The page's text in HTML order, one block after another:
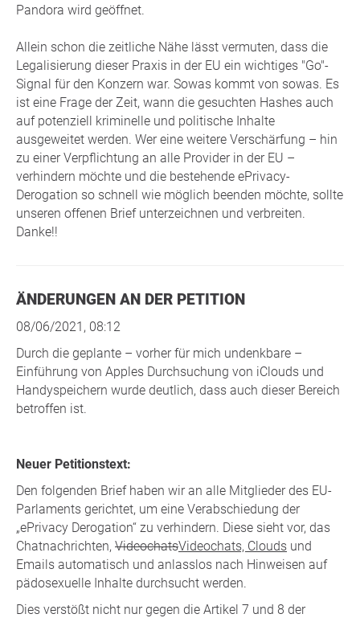
Pandora wird geöffnet.
Allein schon die zeitliche Nähe lässt vermuten, dass die
Legalisierung dieser Praxis in der EU ein wichtiges "Go"-
Signal für den Konzern war. Sowas kommt von sowas. Es
ist eine Frage der Zeit, wann die gesuchten Hashes auch
auf potenziell kriminelle und politische Inhalte
ausgeweitet werden. Wer eine weitere Verschärfung – hin
zu einer Verpflichtung an alle Provider in der EU –
verhindern möchte und die bestehende ePrivacy-
Derogation so schnell wie möglich beenden möchte, sollte
unseren offenen Brief unterzeichnen und verbreiten.
Danke!!
ÄNDERUNGEN AN DER PETITION
08/06/2021, 08:12
Durch die geplante – vorher für mich undenkbare –
Einführung von Apples Durchsuchung von iClouds und
Handyspeichern wurde deutlich, dass auch dieser Bereich
betroffen ist.
Neuer Petitionstext:
Den folgenden Brief haben wir an alle Mitglieder des EU-
Parlaments gerichtet, um eine Verabschiedung der
„ePrivacy Derogation“ zu verhindern. Diese sieht vor, das
Chatnachrichten, VideochatsVideochats, Clouds und
Emails automatisch und anlasslos nach Hinweisen auf
pädosexuelle Inhalte durchsucht werden.
Dies verstößt nicht nur gegen die Artikel 7 und 8 der